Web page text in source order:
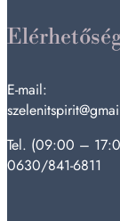
E-mail:
Tel. (09:00 –
0630/841-6811